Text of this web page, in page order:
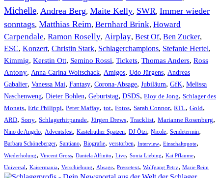
Michelle, Andrea Berg, Maite Kelly, SWR, Immer wieder
sonntags, Matthias Reim, Bernhard Brink, Howard
Carpendale, Ramon Roselly, Airplay, Best Of, Ben Zucker,
ESC, Konzert, Christin Stark, Schlagerchampions, Stefanie Hertel,
Kimmig, Kerstin Ott, Semino Rossi, Tickets, Thomas Anders, Ross
Antony, Anna-Carina Woitschack, Amigos, Udo Jürgens, Andreas
Gabalier, Vanessa Mai, Fantasy, Corona-Absage, Jubiläum, GfK, Melissa
Naschenweng, Dieter Bohlen, Geburtstag, DSDS, Eloy de Jong, Schlager des
Monats, Eric Philippi, Peter Maffay, tot, Fotos, Sarah Connor, RTL, Gold,
ARD, Sony, Schlagerhitparade, Jürgen Drews, Tracklist, Marianne Rosenberg,
Nino de Angelo, Adventsfest, Kastelruther Spatzen, DJ Ötzi, Nicole, Sendetermin,
Barbara Schöneberger, Santiano, Biografie, verstorben, Interview, Einschaltquote,
Wiederholung, Vincent Gross, Daniela Alfinito, Live, Sonia Liebing, Kai Pflaume,
Universal, Kaisermania, Verschiebung, Absage, Pressetext, Wolfgang Petry, Marie Reim